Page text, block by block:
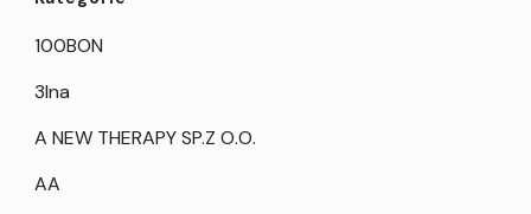
100BON
3Ina
A NEW THERAPY SP.Z O.O.
AA